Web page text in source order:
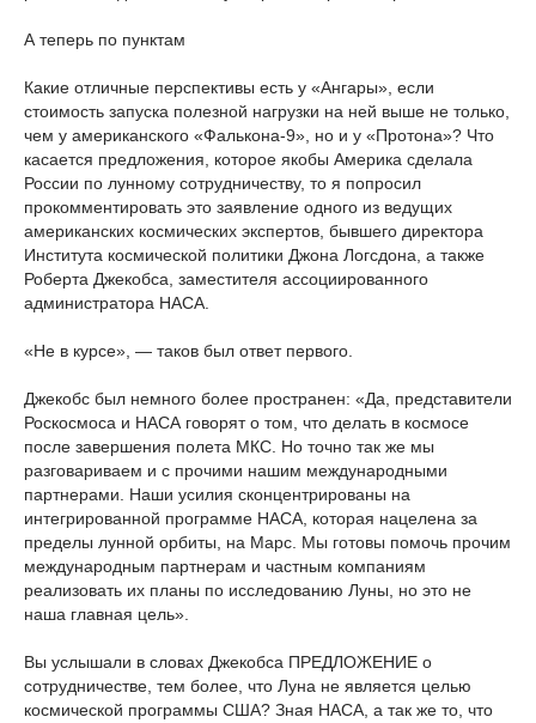
А теперь по пунктам
Какие отличные перспективы есть у «Ангары», если
стоимость запуска полезной нагрузки на ней выше не только,
чем у американского «Фалькона-9», но и у «Протона»? Что
касается предложения, которое якобы Америка сделала
России по лунному сотрудничеству, то я попросил
прокомментировать это заявление одного из ведущих
американских космических экспертов, бывшего директора
Института космической политики Джона Логсдона, а также
Роберта Джекобса, заместителя ассоциированного
администратора НАСА.
«Не в курсе», — таков был ответ первого.
Джекобс был немного более пространен: «Да, представители
Роскосмоса и НАСА говорят о том, что делать в космосе
после завершения полета МКС. Но точно так же мы
разговариваем и с прочими нашим международными
партнерами. Наши усилия сконцентрированы на
интегрированной программе НАСА, которая нацелена за
пределы лунной орбиты, на Марс. Мы готовы помочь прочим
международным партнерам и частным компаниям
реализовать их планы по исследованию Луны, но это не
наша главная цель».
Вы услышали в словах Джекобса ПРЕДЛОЖЕНИЕ о
сотрудничестве, тем более, что Луна не является целью
космической программы США? Зная НАСА, а так же то, что